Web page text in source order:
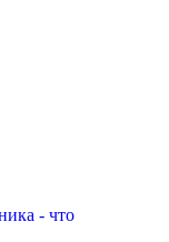
- что